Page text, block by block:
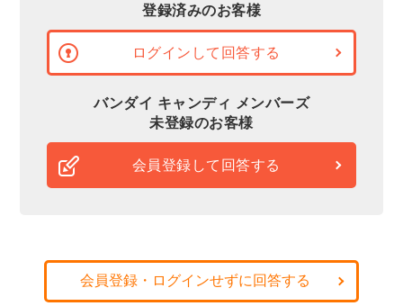
登録済みのお客様
ログインして回答する
バンダイ キャンディ メンバーズ
未登録のお客様
会員登録して回答する
会員登録・ログインせずに回答する